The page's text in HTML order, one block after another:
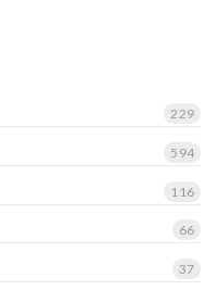
229
594
116
66
37